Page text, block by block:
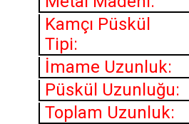
Kamçı Püskül
Tipi:
İmame Uzunluk:
Püskül Uzunluğu:
Toplam Uzunluk: